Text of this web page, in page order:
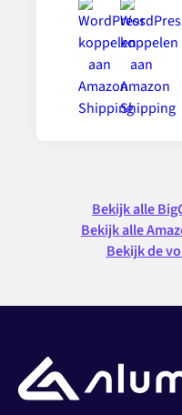
Bekijk alle
Bekijk alle
Bekijk de